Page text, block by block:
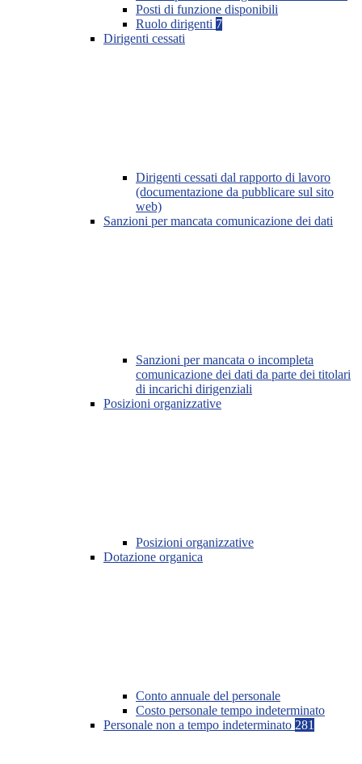
Posti di funzione disponibili
Ruolo dirigenti 7
Dirigenti cessati
Dirigenti cessati dal rapporto di lavoro
(documentazione da pubblicare sul sito
web)
Sanzioni per mancata comunicazione dei dati
Sanzioni per mancata o incompleta
comunicazione dei dati da parte dei titolari
di incarichi dirigenziali
Posizioni organizzative
Posizioni organizzative
Dotazione organica
Conto annuale del personale
Costo personale tempo indeterminato
Personale non a tempo indeterminato 281